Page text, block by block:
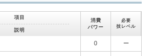
項目
説明
消費
パワー
必要
技レベル
0 ー